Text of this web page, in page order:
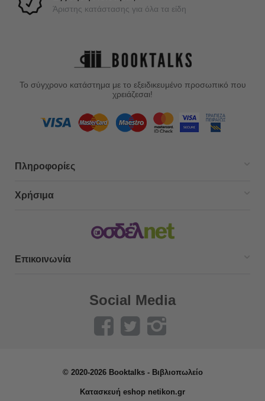
Άριστης κατάστασης για όλα τα είδη
Το σύγχρονο κατάστημα με το εξειδικευμένο προσωπικό που
χρειάζεσαι!
Πληροφορίες
Χρήσιμα
Επικοινωνία
Social Media
© 2020-2026 Booktalks - Βιβλιοπωλείο
Κατασκευή eshop netikon.gr